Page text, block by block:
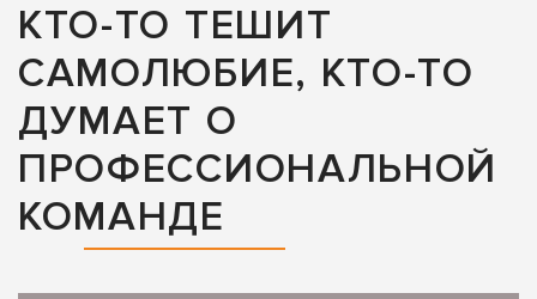
КТО-ТО ТЕШИТ
САМОЛЮБИЕ, КТО-ТО
ДУМАЕТ О
ПРОФЕССИОНАЛЬНОЙ
КОМАНДЕ